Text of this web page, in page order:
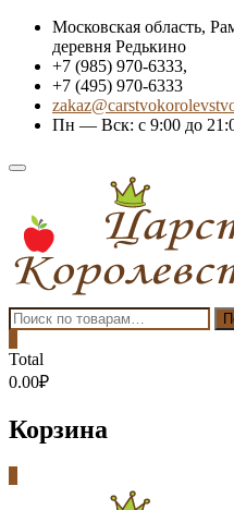
Skip
content
Московская область,
деревня Редькино
+7 (985) 970-6333,
+7 (495) 970-6333
Пн — Вск: с 9:00 до
Topbar
Искать:
Total
0.00₽
Корзина